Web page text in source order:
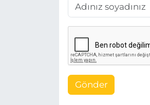
Gönder